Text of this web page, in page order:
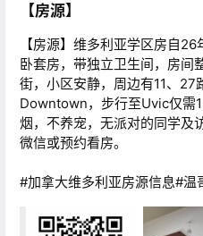
【房源】
【房源】维多利亚学区房自
卧套房，带独立卫生间，房间
街，小区安静，周边有11、
Downtown，步行至Uvic仅需
烟，不养宠，无派对的同学及
微信或预约看房。
#加拿大维多利亚房源信息#温